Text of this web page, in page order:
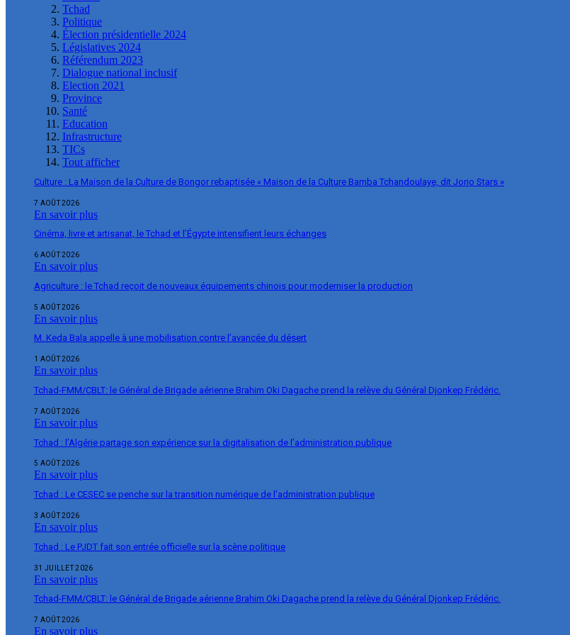
Tchad
Politique
Élection présidentielle 2024
Législatives 2024
Référendum 2023
Dialogue national inclusif
Election 2021
Province
Santé
Education
Infrastructure
TICs
Tout afficher
Culture : La Maison de la Culture de Bongor rebaptisée « Maison de la Culture Bamba Tchandoulaye, dit Jorio Stars »
7 AOÛT 2026
En savoir plus
Cinéma, livre et artisanat, le Tchad et l’Égypte intensifient leurs échanges
6 AOÛT 2026
En savoir plus
Agriculture : le Tchad reçoit de nouveaux équipements chinois pour moderniser la production
5 AOÛT 2026
En savoir plus
M. Keda Bala appelle à une mobilisation contre l’avancée du désert
1 AOÛT 2026
En savoir plus
Tchad-FMM/CBLT: le Général de Brigade aérienne Brahim Oki Dagache prend la relève du Général Djonkep Frédéric.
7 AOÛT 2026
En savoir plus
Tchad : l’Algérie partage son expérience sur la digitalisation de l’administration publique
5 AOÛT 2026
En savoir plus
Tchad : Le CESEC se penche sur la transition numérique de l’administration publique
3 AOÛT 2026
En savoir plus
Tchad : Le PJDT fait son entrée officielle sur la scène politique
31 JUILLET 2026
En savoir plus
Tchad-FMM/CBLT: le Général de Brigade aérienne Brahim Oki Dagache prend la relève du Général Djonkep Frédéric.
7 AOÛT 2026
En savoir plus